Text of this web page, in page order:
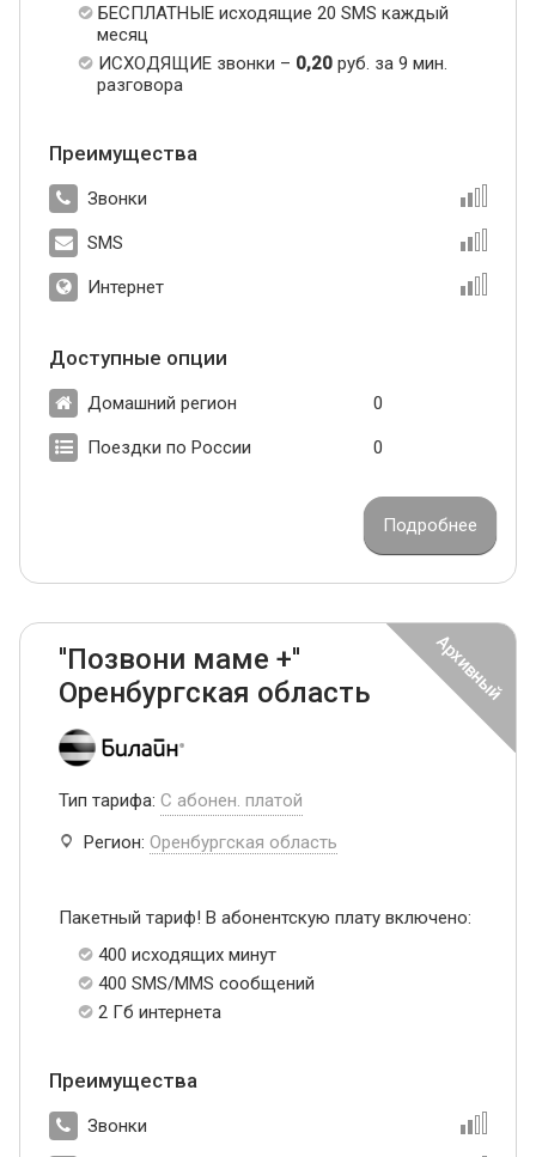
БЕСПЛАТНЫЕ исходящие 20 SMS каждый
месяц
ИСХОДЯЩИЕ звонки – 0,20 руб. за 9 мин.
разговора
Преимущества
Звонки
SMS
Интернет
Доступные опции
Домашний регион 0
Поездки по России 0
Подробнее
''Позвони маме +''
Оренбургская область
Тип тарифа: С абонен. платой
Регион: Оренбургская область
Пакетный тариф! В абонентскую плату включено:
400 исходящих минут
400 SMS/MMS сообщений
2 Гб интернета
Преимущества
Звонки